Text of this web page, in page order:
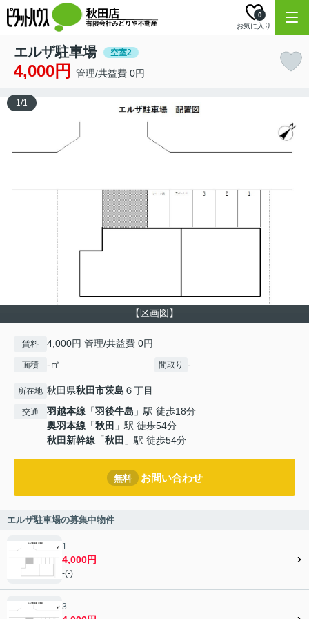
お気に入り
0
エルザ駐車場 空室2
4,000円 管理/共益費 0円
【区画図】
1/1
賃料 4,000円 管理/共益費 0円
面積 -㎡ 間取り -
所在地 秋田県秋田市茨島 ６丁目
交通 羽越本線 「羽後牛島 」駅 徒歩18分
奥羽本線 「秋田 」駅 徒歩54分
秋田新幹線 「秋田 」駅 徒歩54分
無料 お問い合わせ
エルザ駐車場の募集中物件
1
4,000円
-(-)
3